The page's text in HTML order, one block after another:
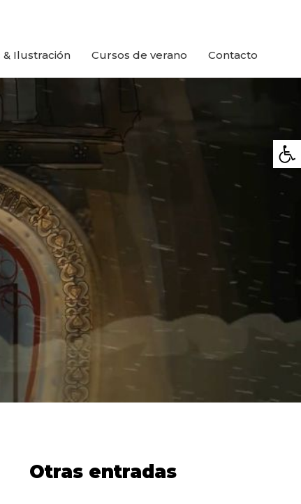
& Ilustración Cursos de verano Contacto
Otras entradas